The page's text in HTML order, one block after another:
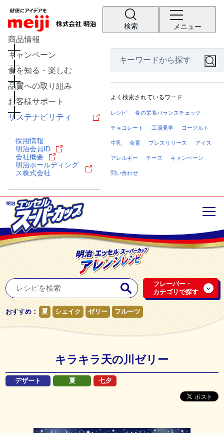
検索 メニュー
商品情報
キャンペーン
食を知る・楽しむ
品質への取り組み
お客様サポート
サステナビリティ
採用情報
明治会員ID
会社概要
明治ホールディング
ス株式会社
よく検索されているワード
レシピ 食の栄養バランスチェック
チョコレート 工場見学 ヨーグルト
牛乳 食育 プレスリリース アイス
アレルギー チーズ キャンペーン
問い合わせ
フレーバー・
カテゴリで探す
おすすめ： 夏 シェイク ゼリー フルーツ
キラキラ天の川ゼリー
デザート 夏 七夕